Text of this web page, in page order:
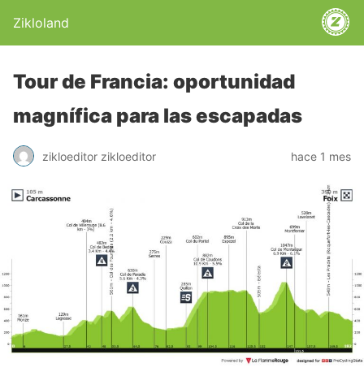
Zikloland
Tour de Francia: oportunidad
magnífica para las escapadas
zikloeditor zikloeditor hace 1 mes